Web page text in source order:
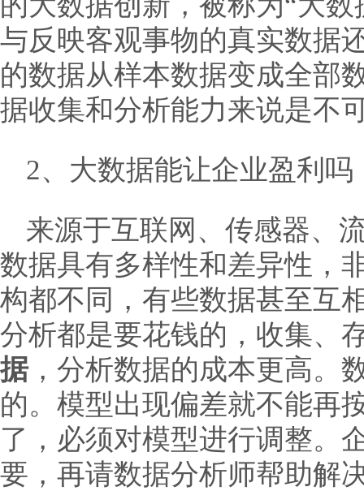
与反映客观事物的真实数据
的数据从样本数据变成全部
据收集和分析能力来说是不
2、大数据能让企业盈利吗
来源于互联网、传感器、
数据具有多样性和差异性，
构都不同，有些数据甚至互
分析都是要花钱的，收集、
据，分析数据的成本更高。
的。模型出现偏差就不能再
了，必须对模型进行调整。
要，再请数据分析师帮助解